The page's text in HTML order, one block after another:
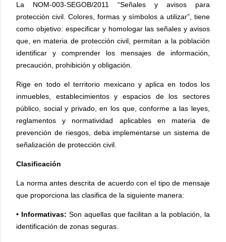
La NOM-003-SEGOB/2011 “Señales y avisos para
protección civil. Colores, formas y símbolos a utilizar”, tiene
como objetivo: especificar y homologar las señales y avisos
que, en materia de protección civil, permitan a la población
identificar y comprender los mensajes de información,
precaución, prohibición y obligación.
Rige en todo el territorio mexicano y aplica en todos los
inmuebles, establecimientos y espacios de los sectores
público, social y privado, en los que, conforme a las leyes,
reglamentos y normatividad aplicables en materia de
prevención de riesgos, deba implementarse un sistema de
señalización de protección civil.
Clasificación
La norma antes descrita de acuerdo con el tipo de mensaje
que proporciona las clasifica de la siguiente manera:
• Informativas: Son aquellas que facilitan a la población, la
identificación de zonas seguras.